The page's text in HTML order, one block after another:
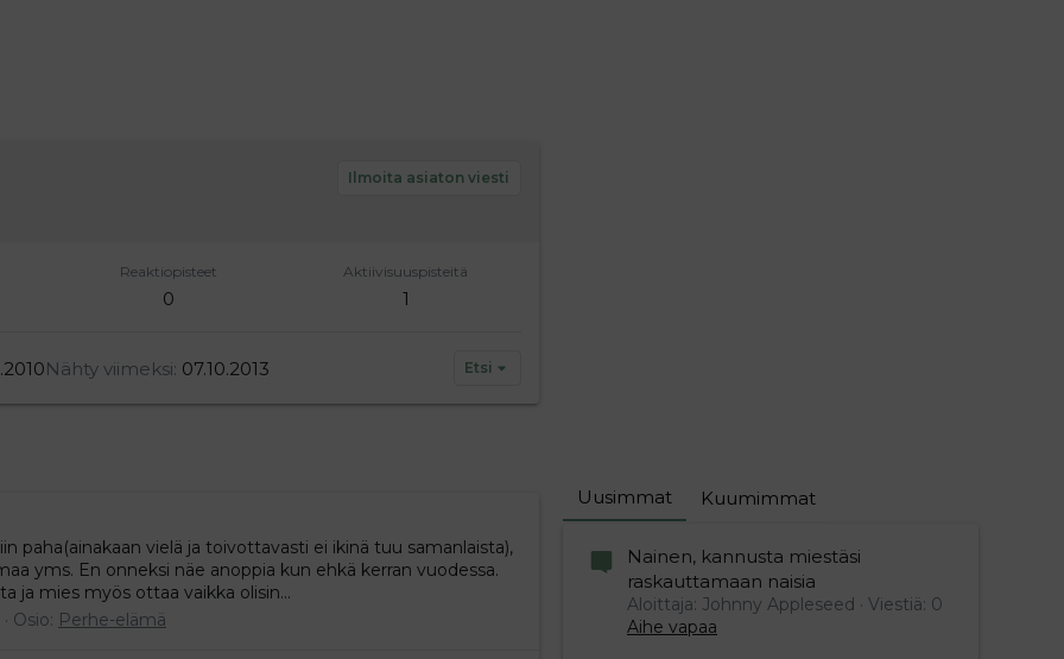
Ilmoita asiaton viesti
Reaktiopisteet
0
Aktiivisuuspisteitä
1
Nähty viimeksi 07.10.2013 Etsi
paha(ainakaan vielä ja toivottavasti ei ikinä tuu samanlaista),
yms. En onneksi näe anoppia kun ehkä kerran vuodessa.
ja mies myös ottaa vaikka olisin...
Osio: Perhe-elämä
Uusimmat Kuumimmat
Nainen, kannusta miestäsi
raskauttamaan naisia
Aloittaja: Johnny Appleseed
Viestiä: 0
Aihe vapaa